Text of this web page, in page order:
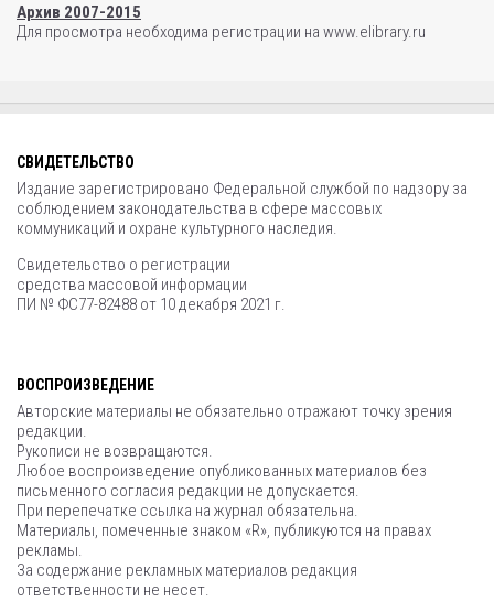
Архив 2007-2015
Для просмотра необходима регистрации на www.elibrary.ru
СВИДЕТЕЛЬСТВО
Издание зарегистрировано Федеральной службой по надзору за
соблюдением законодательства в сфере массовых
коммуникаций и охране культурного наследия.
Свидетельство о регистрации
средства массовой информации
ПИ № ФС77-82488 от 10 декабря 2021 г.
ВОСПРОИЗВЕДЕНИЕ
Авторские материалы не обязательно отражают точку зрения
редакции.
Рукописи не возвращаются.
Любое воспроизведение опубликованных материалов без
письменного согласия редакции не допускается.
При перепечатке ссылка на журнал обязательна.
Материалы, помеченные знаком «R», публикуются на правах
рекламы.
За содержание рекламных материалов редакция
ответственности не несет.